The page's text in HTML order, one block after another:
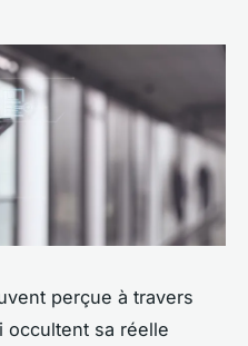
perçue à travers
occultent sa réelle